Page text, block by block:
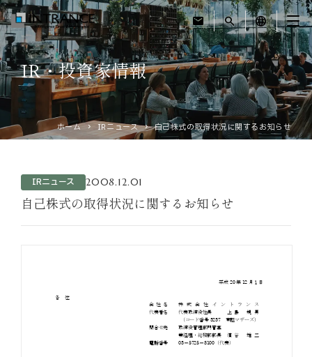
mail search language
トップ
企業情報
運営ホテル
IR・投資家情報
ホーム IRニュース 自己株式の取得状況に関するお知らせ
IRニュース 2008.12.01
自己株式の取得状況に関するお知らせ